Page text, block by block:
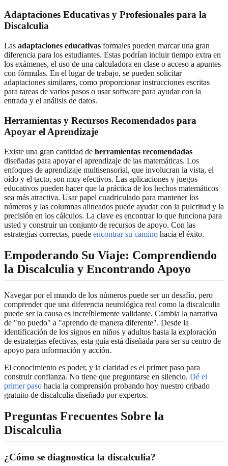
Adaptaciones Educativas y Profesionales para la
Discalculia
Las adaptaciones educativas formales pueden marcar una gran
diferencia para los estudiantes. Estas podrían incluir tiempo extra en
los exámenes, el uso de una calculadora en clase o acceso a apuntes
con fórmulas. En el lugar de trabajo, se pueden solicitar
adaptaciones similares, como proporcionar instrucciones escritas
para tareas de varios pasos o usar software para ayudar con la
entrada y el análisis de datos.
Herramientas y Recursos Recomendados para
Apoyar el Aprendizaje
Existe una gran cantidad de herramientas recomendadas
diseñadas para apoyar el aprendizaje de las matemáticas. Los
enfoques de aprendizaje multisensorial, que involucran la vista, el
oído y el tacto, son muy efectivos. Las aplicaciones y juegos
educativos pueden hacer que la práctica de los hechos matemáticos
sea más atractiva. Usar papel cuadriculado para mantener los
números y las columnas alineados puede ayudar con la pulcritud y la
precisión en los cálculos. La clave es encontrar lo que funciona para
usted y construir un conjunto de recursos de apoyo. Con las
estrategias correctas, puede encontrar su camino hacia el éxito.
Empoderando Su Viaje: Comprendiendo
la Discalculia y Encontrando Apoyo
Navegar por el mundo de los números puede ser un desafío, pero
comprender que una diferencia neurológica real como la discalculia
puede ser la causa es increíblemente validante. Cambia la narrativa
de "no puedo" a "aprendo de manera diferente". Desde la
identificación de los signos en niños y adultos hasta la exploración
de estrategias efectivas, esta guía está diseñada para ser su centro de
apoyo para información y acción.
El conocimiento es poder, y la claridad es el primer paso para
construir confianza. No tiene que preguntarse en silencio. Dé el
primer paso hacia la comprensión probando hoy nuestro cribado
gratuito de discalculia diseñado por expertos.
Preguntas Frecuentes Sobre la
Discalculia
¿Cómo se diagnostica la discalculia?